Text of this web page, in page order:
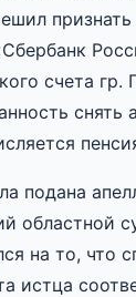
счета
снять
подана
областной
на то, что
истца